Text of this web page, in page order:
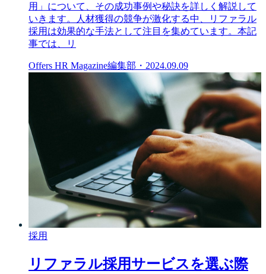
用」について、その成功事例や秘訣を詳しく解説して
いきます。人材獲得の競争が激化する中、リファラル
採用は効果的な手法として注目を集めています。本記
事では、リ
Offers HR Magazine編集部 ・ 2024.09.09
採用
リファラル採用サービスを選ぶ際